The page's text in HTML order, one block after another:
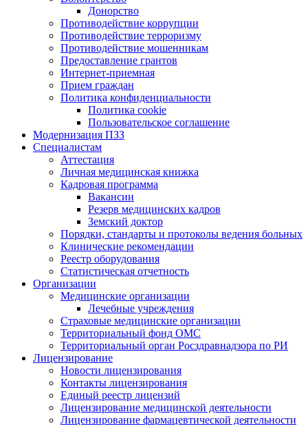
Донорство
Противодействие коррупции
Противодействие терроризму
Противодействие мошенникам
Предоставление грантов
Интернет-приемная
Прием граждан
Политика конфиденциальности
Политика cookie
Пользовательское соглашение
Модернизация ПЗЗ
Специалистам
Аттестация
Личная медицинская книжка
Кадровая программа
Вакансии
Резерв медицинских кадров
Земский доктор
Порядки, стандарты и протоколы ведения больных
Клинические рекомендации
Реестр оборудования
Статистическая отчетность
Организации
Медицинские организации
Лечебные учреждения
Страховые медицинские организации
Территориальный фонд ОМС
Территориальный орган Росздравнадзора по РИ
Лицензирование
Новости лицензирования
Контакты лицензирования
Единый реестр лицензий
Лицензирование медицинской деятельности
Лицензирование фармацевтической деятельности